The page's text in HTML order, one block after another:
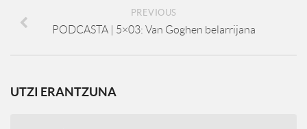
PREVIOUS
PODCASTA | 5×03: Van Goghen belarrijana
UTZI ERANTZUNA